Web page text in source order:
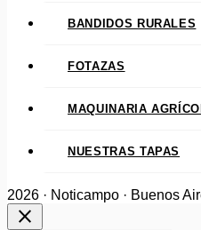
BANDIDOS RURALES
FOTAZAS
MAQUINARIA
NUESTRAS TAPAS
2026 · Noticampo · Buenos
close